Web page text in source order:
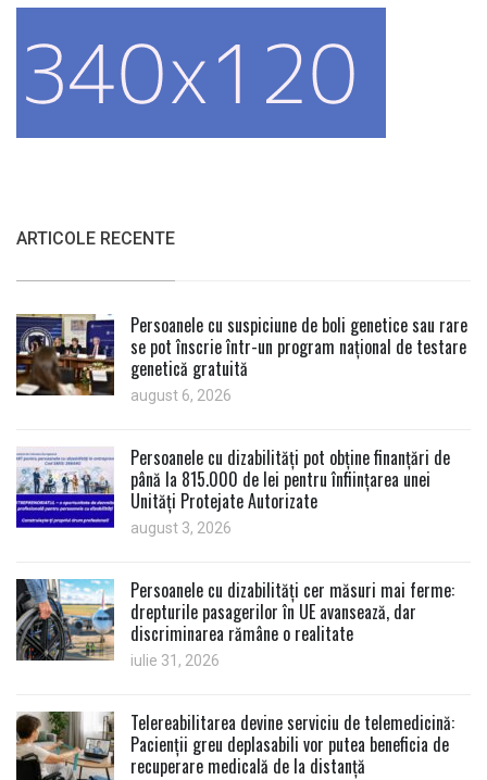
ARTICOLE RECENTE
Persoanele cu suspiciune de boli genetice sau rare
se pot înscrie într-un program național de testare
genetică gratuită
august 6, 2026
Persoanele cu dizabilități pot obține finanțări de
până la 815.000 de lei pentru înființarea unei
Unități Protejate Autorizate
august 3, 2026
Persoanele cu dizabilități cer măsuri mai ferme:
drepturile pasagerilor în UE avansează, dar
discriminarea rămâne o realitate
iulie 31, 2026
Telereabilitarea devine serviciu de telemedicină:
Pacienții greu deplasabili vor putea beneficia de
recuperare medicală de la distanță